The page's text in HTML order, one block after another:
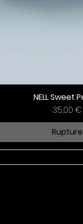
NELL Sweet
Prix
35,00 €
Rupture